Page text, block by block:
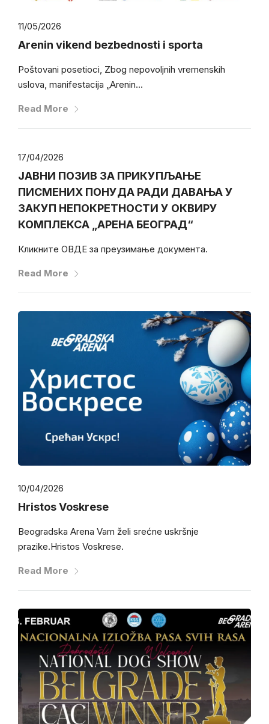
11/05/2026
Arenin vikend bezbednosti i sporta
Poštovani posetioci, Zbog nepovoljnih vremenskih
uslova, manifestacija „Arenin...
Read More
17/04/2026
ЈАВНИ ПОЗИВ ЗА ПРИКУПЉАЊЕ
ПИСМЕНИХ ПОНУДА РАДИ ДАВАЊА У
ЗАКУП НЕПОКРЕТНОСТИ У ОКВИРУ
КОМПЛЕКСА „АРЕНА БЕОГРАД“
Кликните ОВДЕ за преузимање документа.
Read More
10/04/2026
Hristos Voskrese
Beogradska Arena Vam želi srećne uskršnje
prazike.Hristos Voskrese.
Read More